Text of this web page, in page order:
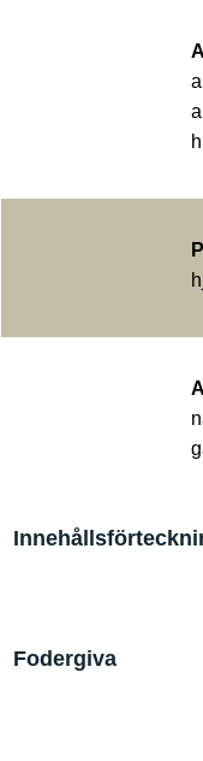
Fodergiva